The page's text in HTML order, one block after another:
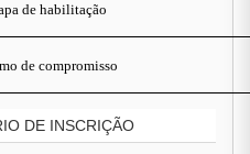
de habilitação
de compromisso
DE INSCRIÇÃO